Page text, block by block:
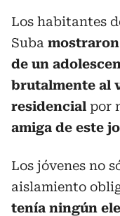
Los habitantes
Suba mostraron
de un
brutalmente al
residencial por
amiga de este
Los jóvenes no
aislamiento
tenía ningún